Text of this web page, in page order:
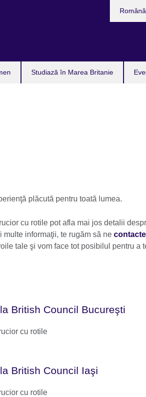
Studiază în Marea Britanie
Română
plăcută pentru toată lumea.
cu rotile pot afla mai jos detalii
informaţii, te rugăm să ne
tale şi vom face tot posibilul pentru a
British Council Bucureşti
cu rotile
British Council Iaşi
cu rotile